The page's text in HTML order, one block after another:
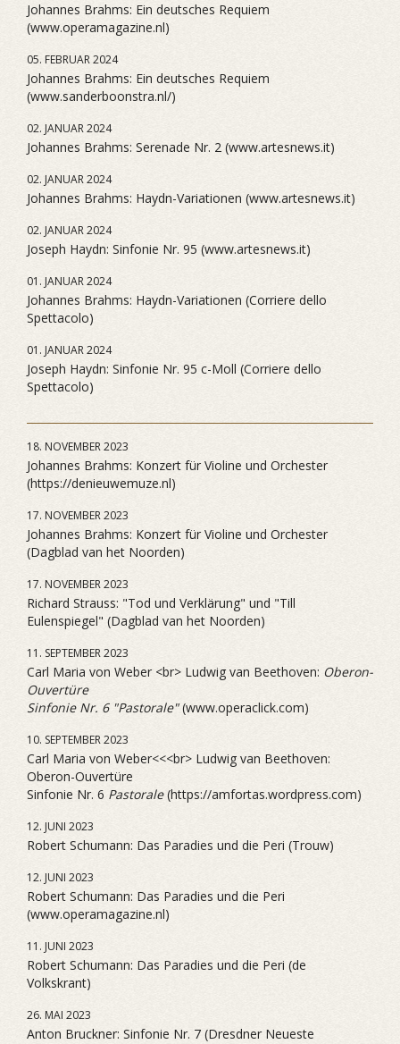
Johannes Brahms: Ein deutsches Requiem
(www.operamagazine.nl)
05. FEBRUAR 2024
Johannes Brahms: Ein deutsches Requiem
(www.sanderboonstra.nl/)
02. JANUAR 2024
Johannes Brahms: Serenade Nr. 2 (www.artesnews.it)
02. JANUAR 2024
Johannes Brahms: Haydn-Variationen (www.artesnews.it)
02. JANUAR 2024
Joseph Haydn: Sinfonie Nr. 95 (www.artesnews.it)
01. JANUAR 2024
Johannes Brahms: Haydn-Variationen (Corriere dello
Spettacolo)
01. JANUAR 2024
Joseph Haydn: Sinfonie Nr. 95 c-Moll (Corriere dello
Spettacolo)
18. NOVEMBER 2023
Johannes Brahms: Konzert für Violine und Orchester
(https://denieuwemuze.nl)
17. NOVEMBER 2023
Johannes Brahms: Konzert für Violine und Orchester
(Dagblad van het Noorden)
17. NOVEMBER 2023
Richard Strauss: "Tod und Verklärung" und "Till
Eulenspiegel" (Dagblad van het Noorden)
11. SEPTEMBER 2023
Carl Maria von Weber <br> Ludwig van Beethoven: Oberon-
Ouvertüre
Sinfonie Nr. 6 "Pastorale"(www.operaclick.com)
10. SEPTEMBER 2023
Carl Maria von Weber<<<br> Ludwig van Beethoven:
Oberon-Ouvertüre
Sinfonie Nr. 6 Pastorale(https://amfortas.wordpress.com)
12. JUNI 2023
Robert Schumann: Das Paradies und die Peri (Trouw)
12. JUNI 2023
Robert Schumann: Das Paradies und die Peri
(www.operamagazine.nl)
11. JUNI 2023
Robert Schumann: Das Paradies und die Peri (de
Volkskrant)
26. MAI 2023
Anton Bruckner: Sinfonie Nr. 7 (Dresdner Neueste